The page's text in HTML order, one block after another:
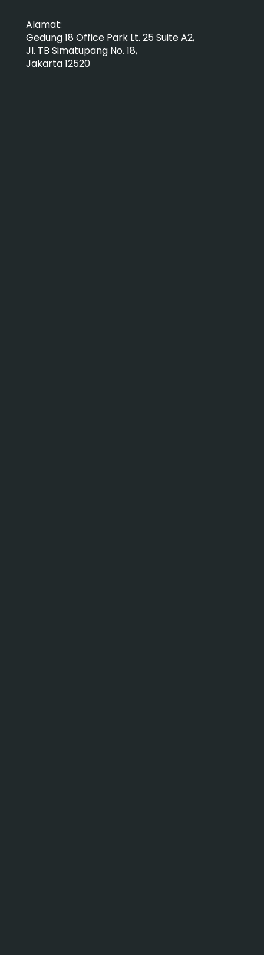
Alamat:
Gedung 18 Office Park Lt. 25 Suite A2,
Jl. TB Simatupang No. 18,
Jakarta 12520